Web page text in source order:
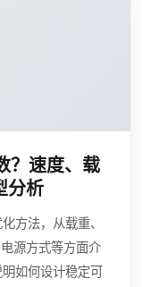
？速度、载
分析
方法，从载重、
源方式等方面介
如何设计稳定可